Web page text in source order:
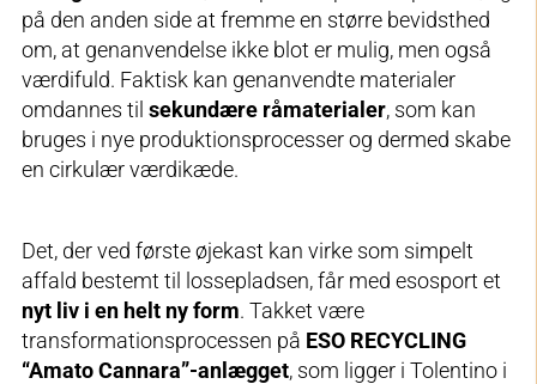
på den anden side at fremme en større bevidsthed
om, at genanvendelse ikke blot er mulig, men også
værdifuld. Faktisk kan genanvendte materialer
omdannes til sekundære råmaterialer, som kan
bruges i nye produktionsprocesser og dermed skabe
en cirkulær værdikæde.
Det, der ved første øjekast kan virke som simpelt
affald bestemt til lossepladsen, får med esosport et
nyt liv i en helt ny form. Takket være
transformationsprocessen på ESO RECYCLING
“Amato Cannara”-anlægget, som ligger i Tolentino i